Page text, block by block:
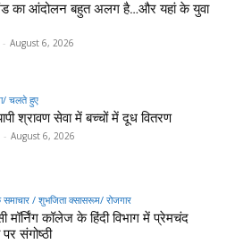
का आंदोलन बहुत अलग है…और यहां के युवा
- August 6, 2026
चलते हुए
श्रावण सेवा में बच्चों में दूध वितरण
- August 6, 2026
समाचार / शुभजिता क्सासरूम/ रोजगार
मॉर्निंग कॉलेज के हिंदी विभाग में प्रेमचंद
संगोष्ठी